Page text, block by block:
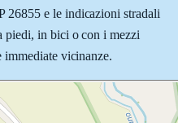
26855 e le indicazioni stradali
piedi, in bici o con i mezzi
vicinanze.